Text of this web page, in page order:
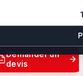
Demander un
devis